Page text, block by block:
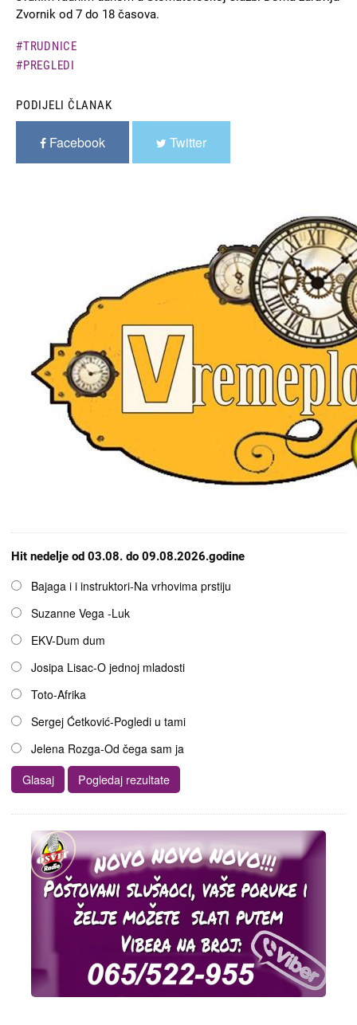
Zvornik od 7 do 18 časova.
TRUDNICE
PREGLEDI
PODIJELI ČLANAK
Facebook Twitter
Hit nedelje od 03.08. do 09.08.2026.godine
OpcijeBajaga i i instruktori-Na vrhovima prstiju
Suzanne Vega -Luk
EKV-Dum dum
Josipa Lisac-O jednoj mladosti
Toto-Afrika
Sergej Ćetković-Pogledi u tami
Jelena Rozga-Od čega sam ja